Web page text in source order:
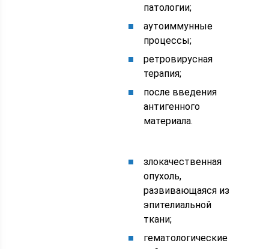
патологии;
аутоиммунные
процессы;
ретровирусная
терапия;
после введения
антигенного
материала.
злокачественная
опухоль,
развивающаяся из
эпителиальной
ткани;
гематологические